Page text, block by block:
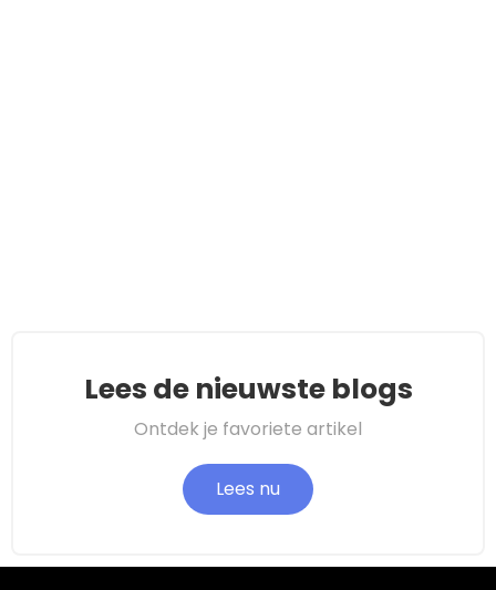
Lees de nieuwste blogs
Ontdek je favoriete artikel
Lees nu